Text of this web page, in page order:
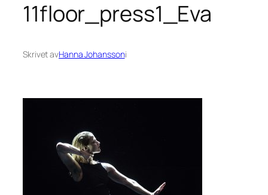
11floor_press1_Eva
Skrivet avHanna Johanssoni